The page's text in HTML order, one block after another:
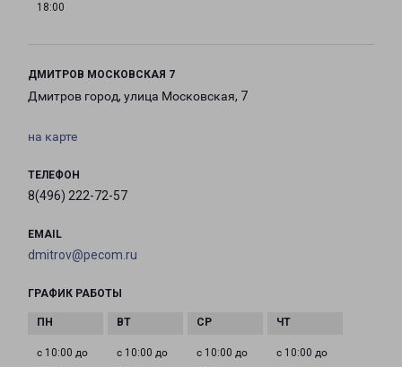
18:00
ДМИТРОВ МОСКОВСКАЯ 7
Дмитров город, улица Московская, 7
на карте
ТЕЛЕФОН
8(496) 222-72-57
EMAIL
dmitrov@pecom.ru
ГРАФИК РАБОТЫ
с 10:00 до
с 10:00 до
с 10:00 до
с 10:00 до